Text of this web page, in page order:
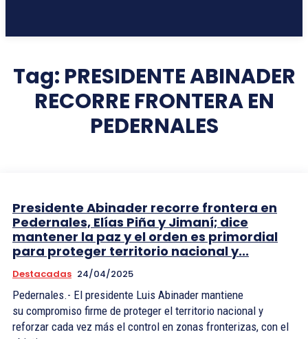
Tag: PRESIDENTE ABINADER
RECORRE FRONTERA EN
PEDERNALES
Presidente Abinader recorre frontera en
Pedernales, Elías Piña y Jimaní; dice
mantener la paz y el orden es primordial
para proteger territorio nacional y...
Destacadas 24/04/2025
Pedernales.- El presidente Luis Abinader mantiene
su compromiso firme de proteger el territorio nacional y
reforzar cada vez más el control en zonas fronterizas, con el